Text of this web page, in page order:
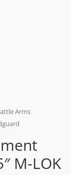
Arms
M-LOK